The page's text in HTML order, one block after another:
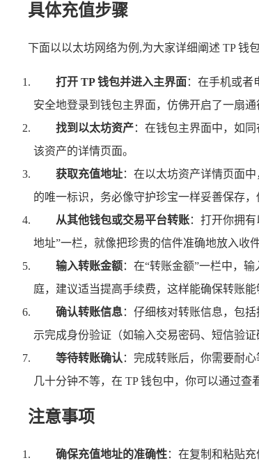
具体充值步骤
下面以以太坊网络为例,为大家详细阐述 TP 钱
打开 TP 钱包并进入主界面：在手机或者
安全地登录到钱包主界面，仿佛开启了一扇通
找到以太坊资产：在钱包主界面中，如
该资产的详情页面。
获取充值地址：在以太坊资产详情页面
的唯一标识，务必像守护珍宝一样妥善保存
从其他钱包或交易平台转账：打开你拥
地址”一栏，就像把珍贵的信件准确地放入收件
输入转账金额：在“转账金额”一栏中，
庭，建议适当提高手续费，这样能确保转账
确认转账信息：仔细核对转账信息，包
示完成身份验证（如输入交易密码、短信验
等待转账确认 ：完成转账后，你需要耐
几十分钟不等，在 TP 钱包中，你可以通过
注意事项
确保充值地址的准确性：在复制和粘贴